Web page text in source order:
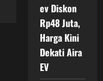
ev Diskon
Rp48 Juta,
Harga Kini
Dekati Aira
EV